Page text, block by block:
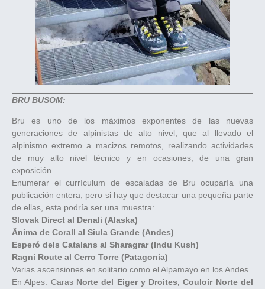
BRU BUSOM:
Bru es uno de los máximos exponentes de las nuevas
generaciones de alpinistas de alto nivel, que al llevado el
alpinismo extremo a macizos remotos, realizando actividades
de muy alto nivel técnico y en ocasiones, de una gran
exposición.
Enumerar el currículum de escaladas de Bru ocuparía una
publicación entera, pero si hay que destacar una pequeña parte
de ellas, esta podría ser una muestra:
Slovak Direct al Denali (Alaska)
Ânima de Corall al Siula Grande (Andes)
Esperó dels Catalans al Sharagrar (Indu Kush)
Ragni Route al Cerro Torre (Patagonia)
Varias ascensiones en solitario como el Alpamayo en los Andes
En Alpes: Caras Norte del Eiger y Droites, Couloir Norte del